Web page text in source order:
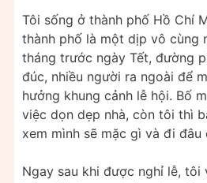
Tôi sống ở thành phố Hồ Chí
thành phố là một dịp vô cùng
tháng trước ngày Tết, đường
đúc, nhiều người ra ngoài để
hưởng khung cảnh lễ hội. Bố
việc dọn dẹp nhà, còn tôi thì
xem mình sẽ mặc gì và đi đâu
Ngay sau khi được nghỉ lễ, tôi